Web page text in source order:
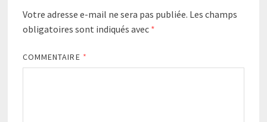
Votre adresse e-mail ne sera pas publiée. Les champs
obligatoires sont indiqués avec *
COMMENTAIRE *